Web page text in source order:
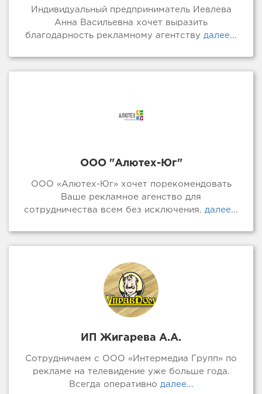
Индивидуальный предприниматель Иевлева
Анна Васильевна хочет выразить
благодарность рекламному агентству далее...
ООО "Алютех-Юг"
ООО «Алютех-Юг» хочет порекомендовать
Ваше рекламное агенство для
сотрудничества всем без исключения. далее...
ИП Жигарева А.А.
Сотрудничаем с ООО «Интермедиа Групп» по
рекламе на телевидение уже больше года.
Всегда оперативно далее...